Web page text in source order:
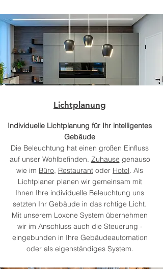
Lichtplanung
Individuelle Lichtplanung für Ihr intelligentes
Gebäude
Die Beleuchtung hat einen großen Einfluss
auf unser Wohlbefinden. Zuhause genauso
wie im Büro, Restaurant oder Hotel. Als
Lichtplaner planen wir gemeinsam mit
Ihnen Ihre individuelle Beleuchtung uns
setzten Ihr Gebäude in das rchtige Licht.
Mit unserem Loxone System übernehmen
wir im Anschluss auch die Steuerung -
eingebunden in Ihre Gebäudeautomation
oder als eigenständiges System.